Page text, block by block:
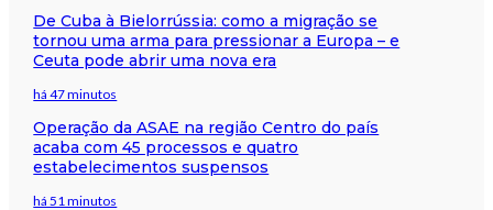
De Cuba à Bielorrússia: como a migração se
tornou uma arma para pressionar a Europa – e
Ceuta pode abrir uma nova era
há 47 minutos
Operação da ASAE na região Centro do país
acaba com 45 processos e quatro
estabelecimentos suspensos
há 51 minutos